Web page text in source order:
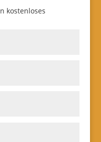
kostenloses